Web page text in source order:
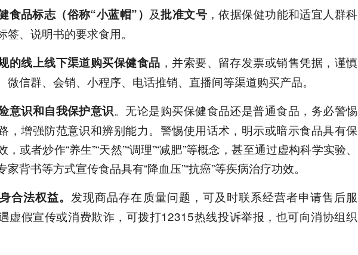
食品标志（俗称“小蓝帽”） 及批准文号 ，依据保健功能和适宜人群科
签、说明书的要求食用。
的线上线下渠道购买保健食品 ，并索要、留存发票或销售凭据，谨慎
微信群、会销、小程序、电话推销、直播间等渠道购买产品。
意识和自我保护意识。无论是购买保健食品还是普通食品，务必警惕
，增强防范意识和辨别能力。警惕使用话术，明示或暗示食品具有保
或者炒作“养生”“天然”“调理”“减肥”等概念，甚至通过虚构科学实验、
家背书等方式宣传食品具有“降血压”“抗癌”等疾病治疗功效。
合法权益。发现商品存在质量问题，可及时联系经营者申请售后服
虚假宣传或消费欺诈，可拨打12315热线投诉举报，也可向消协组织